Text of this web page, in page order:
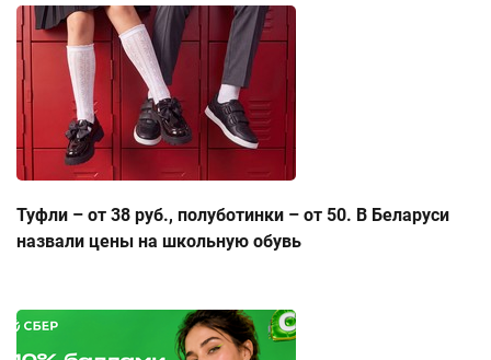
Туфли – от 38 руб., полуботинки – от 50. В Беларуси
назвали цены на школьную обувь